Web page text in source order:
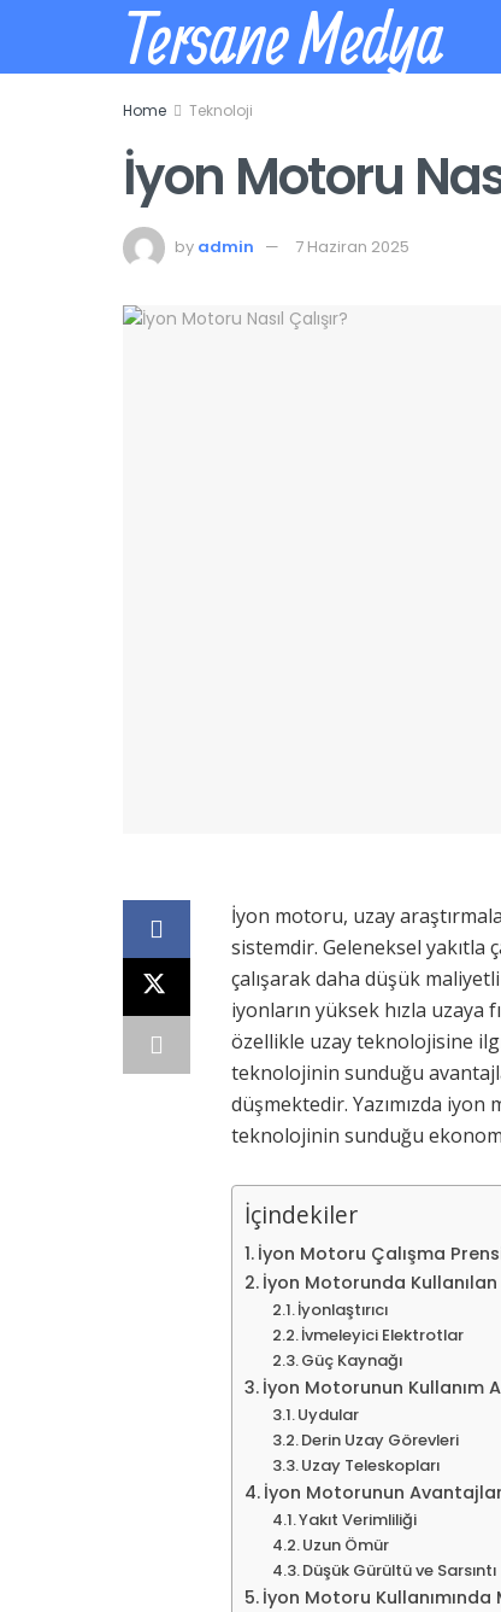
Tersane Medya
Home Teknoloji
İyon Motoru
by admin 7 Haziran 2025
İyon motoru, uzay
sistemdir. Geleneksel yakıtla
çalışarak daha düşük
iyonların yüksek hızla uzaya
özellikle uzay teknolojisine
teknolojinin sunduğu
düşmektedir. Yazımızda iyon
teknolojinin sunduğu
İçindekiler
İyon Motoru Çalışma
İyon Motorunda
İyonlaştırıcı
İvmeleyici Elektrotlar
Güç Kaynağı
İyon Motorunun Kullanım
Uydular
Derin Uzay Görevleri
Uzay Teleskopları
İyon Motorunun
Yakıt Verimliliği
Uzun Ömür
Düşük Gürültü ve Sarsıntı
İyon Motoru